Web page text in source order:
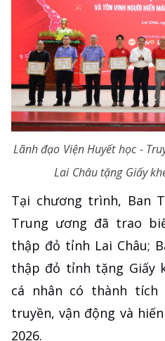
Lãnh đạo Viện Huyết học -
Lai Châu tặng Giấy
Tại chương trình, Ban
Trung ương đã trao
thập đỏ tỉnh Lai Châu;
thập đỏ tỉnh tặng Giấy
cá nhân có thành
truyền, vận động và
2026.